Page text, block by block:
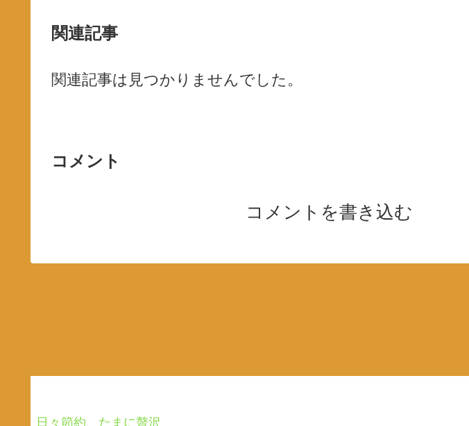
関連記事
関連記事は見つかりませんでした。
コメント
コメントを書き込む
日々節約、たまに贅沢